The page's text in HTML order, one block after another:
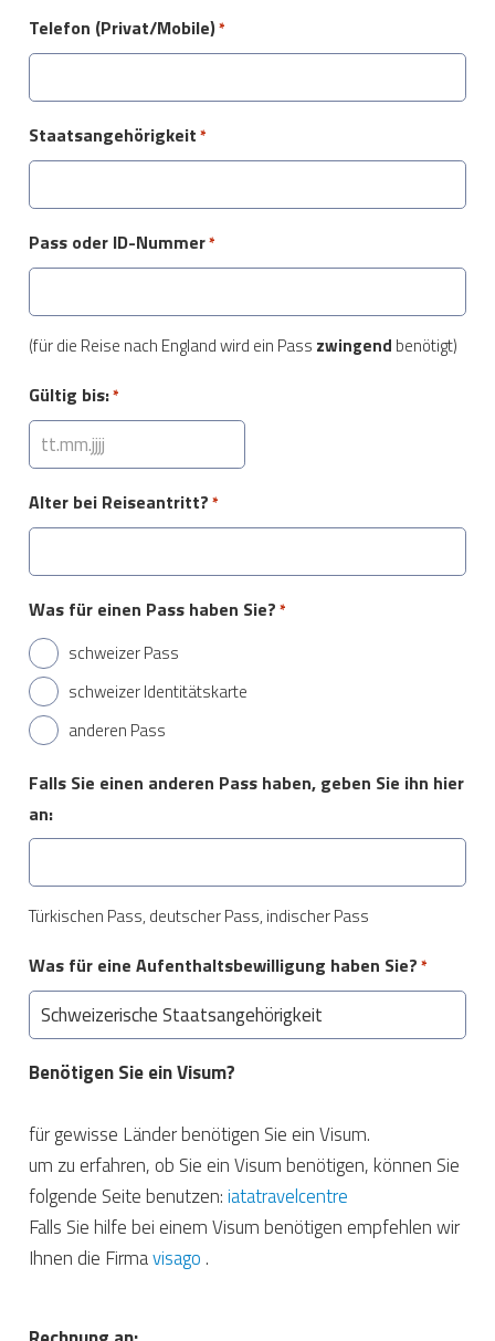
Telefon (Privat/Mobile)*
Staatsangehörigkeit *
Pass oder ID-Nummer*
(für die Reise nach England wird ein Pass zwingend benötigt)
Gültig bis:*
TT
JJJJ
Alter bei Reiseantritt? *
Was für einen Pass haben Sie? *
schweizer Pass
schweizer Identitätskarte
anderen Pass
Falls Sie einen anderen Pass haben, geben Sie ihn hier
an:
Türkischen Pass, deutscher Pass, indischer Pass
Was für eine Aufenthaltsbewilligung haben Sie? *
Benötigen Sie ein Visum?
für gewisse Länder benötigen Sie ein Visum.
um zu erfahren, ob Sie ein Visum benötigen, können Sie
folgende Seite benutzen:iatatravelcentre
Falls Sie hilfe bei einem Visum benötigen empfehlen wir
Ihnen die Firmavisago .